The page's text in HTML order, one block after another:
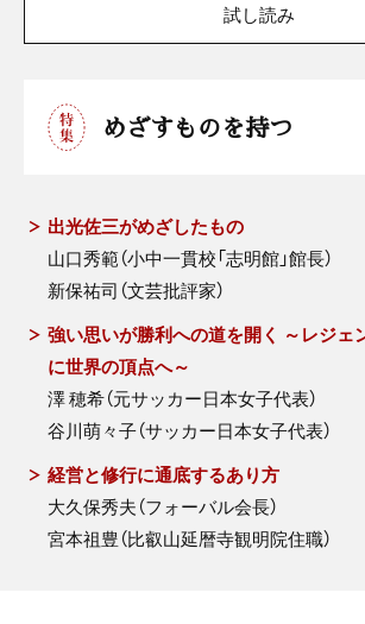
試し読み
めざすものを持つ
出光佐三がめざしたもの
山口秀範（小中一貫校「志明館」館長）
新保祐司（文芸批評家）
強い思いが勝利への道を開く ～レジェ
に世界の頂点へ～
澤 穂希（元サッカー日本女子代表）
谷川萌々子（サッカー日本女子代表）
経営と修行に通底するあり方
大久保秀夫（フォーバル会長）
宮本祖豊（比叡山延暦寺観明院住職）